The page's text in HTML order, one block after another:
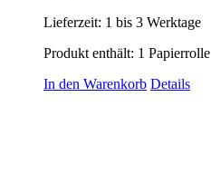
Lieferzeit: 1 bis 3 Werktage
Produkt enthält: 1 Papierrolle
In den Warenkorb Details